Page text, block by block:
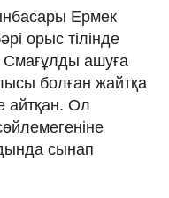
Ермек
орыс тілінде
Смағұлды ашуға
болған жайтқа
айтқан. Ол
сынап